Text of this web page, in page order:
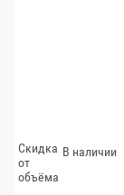
Скидка
от
объёма
В наличии